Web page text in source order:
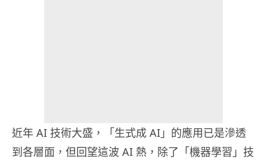
近年 AI 技術大盛，「生式成 AI」的應用已是滲透
到各層面，但回望這波 AI 熱，除了「機器學習」技